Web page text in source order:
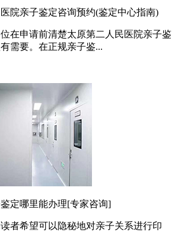
院亲子鉴定咨询预约(鉴定中心指南)
在申请前清楚太原第二人民医院亲子鉴
需要。在正规亲子鉴...
定哪里能办理[专家咨询]
读者希望可以隐秘地对亲子关系进行印